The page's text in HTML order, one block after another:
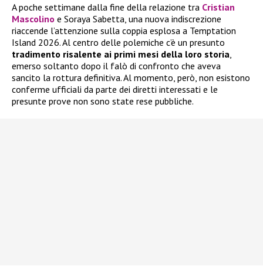
A poche settimane dalla fine della relazione tra Cristian
Mascolino e Soraya Sabetta, una nuova indiscrezione
riaccende l’attenzione sulla coppia esplosa a Temptation
Island 2026. Al centro delle polemiche c’è un presunto
tradimento risalente ai primi mesi della loro storia
emerso soltanto dopo il falò di confronto che aveva
sancito la rottura definitiva. Al momento, però, non esistono
conferme ufficiali da parte dei diretti interessati e le
presunte prove non sono state rese pubbliche.